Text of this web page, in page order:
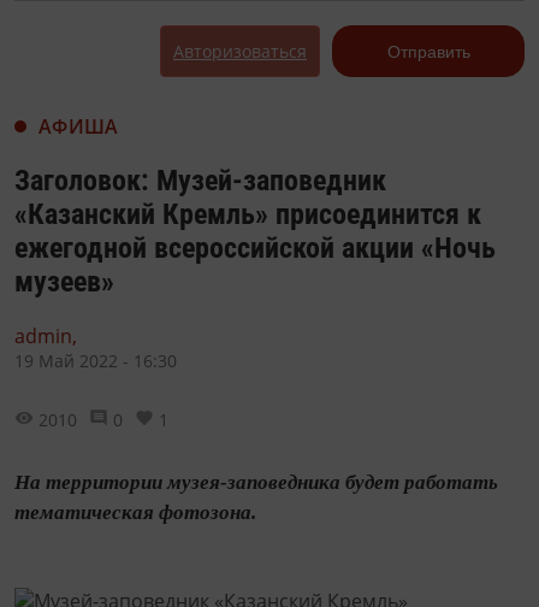
Авторизоваться Отправить
АФИША
Заголовок: Музей-заповедник
«Казанский Кремль» присоединится к
ежегодной всероссийской акции «Ночь
музеев»
admin,
19 Май 2022 - 16:30
2010 0 1
На территории музея-заповедника будет работать
тематическая фотозона.